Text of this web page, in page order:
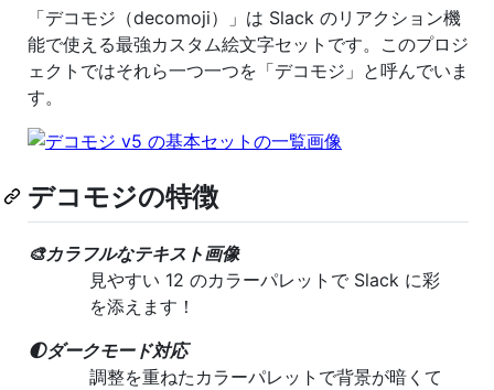
「デコモジ（decomoji）」は Slack のリアクション機
能で使える最強カスタム絵文字セットです。このプロジ
ェクトではそれら一つ一つを「デコモジ」と呼んでいま
す。
デコモジの特徴
🎨カラフルなテキスト画像
見やすい 12 のカラーパレットで Slack に彩
を添えます！
🌓ダークモード対応
調整を重ねたカラーパレットで背景が暗くて